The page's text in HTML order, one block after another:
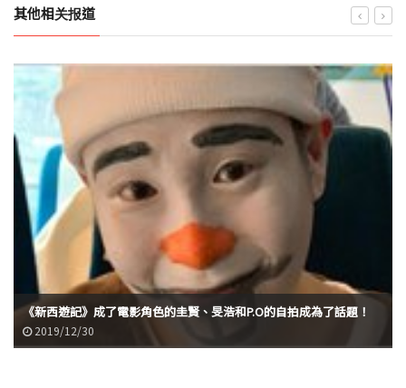
其他相关报道
《新西遊記》成了電影角色的圭賢、旻浩和P.O的自拍成為了話題！
2019/12/30